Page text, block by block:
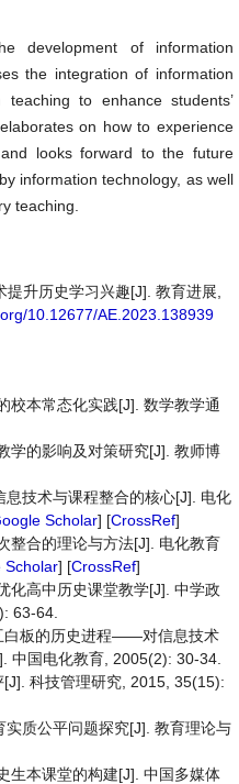
development of information
the integration of information
to enhance students’
on how to experience
looks forward to the future
information technology, as well
teaching.
升历史学习兴趣[J]. 教育进展,
10.12677/AE.2023.138939
校本常态化实践[J]. 数学教学通
学的影响及对策研究[J]. 教师博
技术与课程整合的核心[J]. 电化
Scholar] [CrossRef]
整合的理论与方法[J]. 电化教育
Scholar] [CrossRef]
化高中历史课堂教学[J]. 中学政
63-64.
白板的历史进程——对信息技术
中国电化教育, 2005(2): 30-34.
科技管理研究, 2015, 35(15):
实质公平问题探究[J]. 教育理论与
生本课堂的构建[J]. 中国多媒体